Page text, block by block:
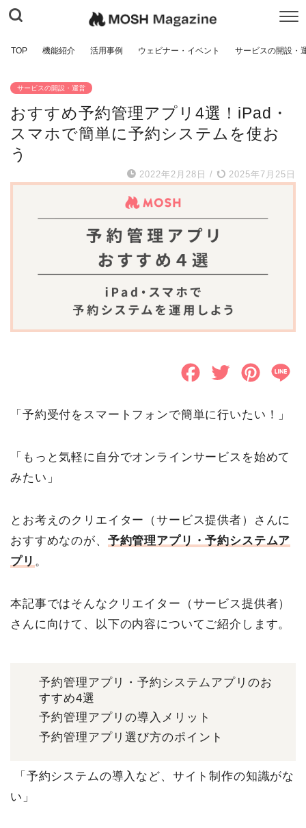
TOP 機能紹介 活用事例 ウェビナー・イベント サービスの開設・
サービスの開設・運営
おすすめ予約管理アプリ4選！iPad・
スマホで簡単に予約システムを使お
う
2022年2月28日 / 2025年7月25日
c
o
k
i
r e
s
「予約受付をスマートフォンで簡単に行いたい！」
「もっと気軽に自分でオンラインサービスを始めて
みたい」
とお考えのクリエイター（サービス提供者）さんに
おすすめなのが、 予約管理アプリ・予約システムア
プリ 。
本記事ではそんなクリエイター（サービス提供者）
さんに向けて、以下の内容についてご紹介します。
予約管理アプリ・予約システムアプリのお
すすめ4選
予約管理アプリの導入メリット
予約管理アプリ選び方のポイント
「予約システムの導入など、サイト制作の知識がな
い」